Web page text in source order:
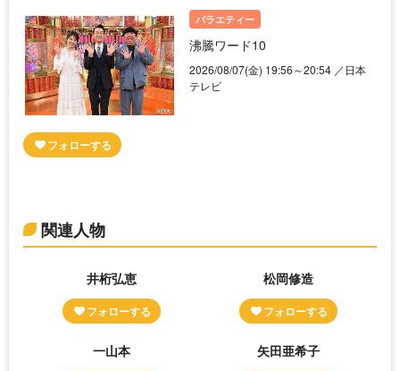
バラエティー
沸騰ワード10
2026/08/07(金) 19:56～20:54 ／日本
テレビ
関連人物
井桁弘恵 松岡修造
一山本 矢田亜希子